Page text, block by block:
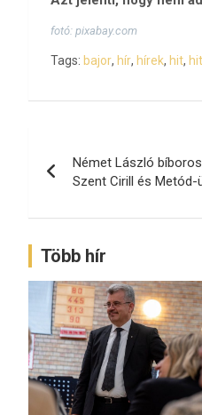
fotó: pixabay.com
Tags: bajor, hír, hírek, hit,
navigáció
Német László
Szent Cirill és Metód-
Több hír